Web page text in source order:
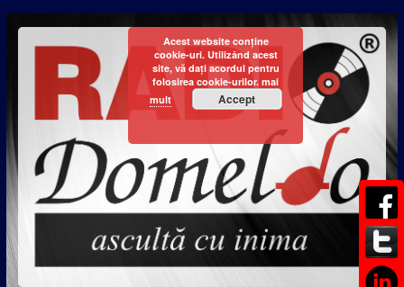
Acest website conține
cookie-uri. Utilizând acest
site, vă dați acordul pentru
folosirea cookie-urilor. mai
mult
Accept